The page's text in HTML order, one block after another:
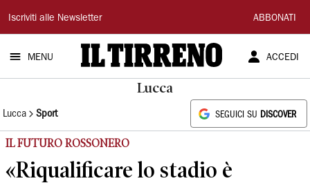
Il
Tirreno
Iscriviti alle Newsletter ABBONATI
MENU ACCEDI
Lucca
Lucca Sport SEGUICI SU DISCOVER
IL FUTURO ROSSONERO
«Riqualificare lo stadio è